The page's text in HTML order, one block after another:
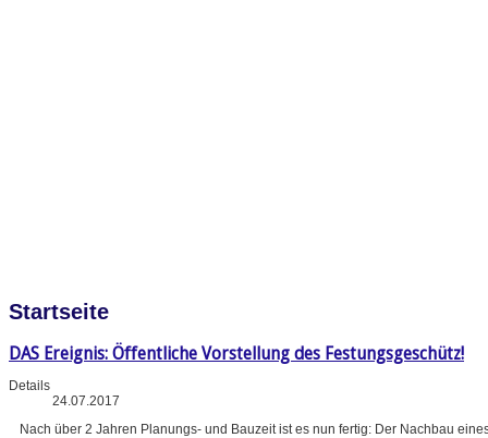
Startseite
DAS Ereignis: Öffentliche Vorstellung des Festungsgeschütz!
Details
24.07.2017
Nach über 2 Jahren Planungs- und Bauzeit ist es nun fertig: Der Nachbau